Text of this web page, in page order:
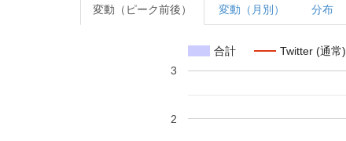
変動（ピーク前後） 変動（月別） 分布
合計 Twitter (通常)
2
3